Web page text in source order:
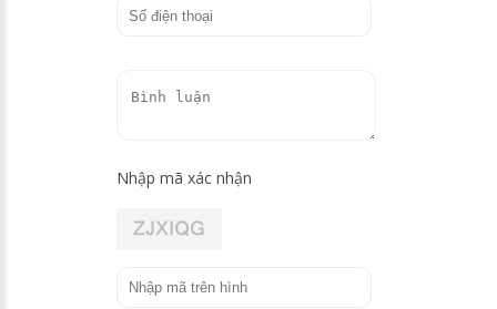
ơn của nàng nhưng còn băn khoăn tên
biết Ngọc Hư cung, chốn nơi Ngọc Hoàng
hội bàn đào tiên.
HN: Chốn cung thềm nguyệt thố, trăng
âm, thiếp mỹ danh tự Hằng Nga.
Nhập mã xác nhận